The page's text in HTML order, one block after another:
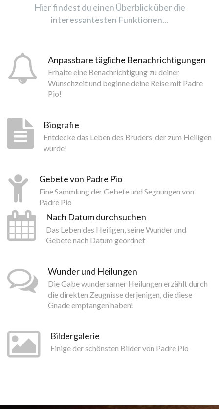
Hier findest du einen Überblick über die
interessantesten Funktionen...
Anpassbare tägliche Benachrichtigungen
Erhalte eine Benachrichtigung zu deiner
Wunschzeit und beginne deine Reise mit Padre
Pio!
Biografie
Entdecke das Leben des Bruders, der zum Heiligen
wurde!
Gebete von Padre Pio
Eine Sammlung der Gebete und Segnungen von
Padre Pio
Nach Datum durchsuchen
Das Leben des Heiligen, seine Wunder und
Gebete nach Datum geordnet
Wunder und Heilungen
Die Gabe wundersamer Heilungen erzählt durch
die direkten Zeugnisse derjenigen, die diese
Gnade empfangen haben!
Bildergalerie
Einige der schönsten Bilder von Padre Pio